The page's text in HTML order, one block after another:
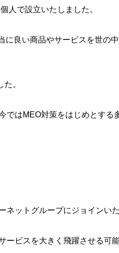
人で設立いたしました。
良い商品やサービスを世の
。
ではMEO対策をはじめとする
ットグループにジョインいた
ービスを大きく飛躍させる可